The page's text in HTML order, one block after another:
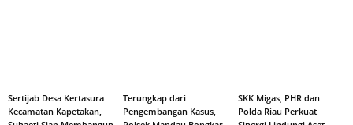
Sertijab Desa Kertasura
Kecamatan Kapetakan,
Terungkap dari
Pengembangan Kasus,
SKK Migas, PHR dan
Polda Riau Perkuat